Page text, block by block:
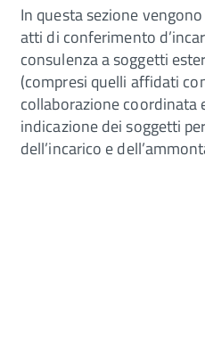
In questa sezione
atti di conferimento
consulenza a soggetti
(compresi quelli affidati
collaborazione coordinata
indicazione dei soggetti
dell’incarico e